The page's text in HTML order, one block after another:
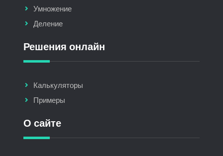
Умножение
Деление
Решения онлайн
Калькуляторы
Примеры
О сайте